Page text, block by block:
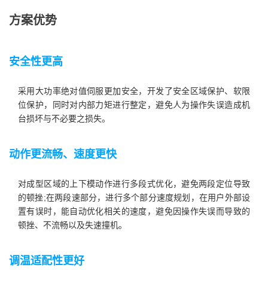
方案优势
安全性更高
采用大功率绝对值伺服更加安全，开发了安全区域保护、软限
位保护，同时对内部力矩进行整定，避免人为操作失误造成机
动作更流畅、速度更快
对成型区域的上下模动作进行多段式优化，避免两段定位导致
的顿挫;在两段速部分，进行多个部分速度规划，在用户外部设
置有误时，能自动优化相关的速度，避免因操作失误而导致的
顿挫、不流畅以及失速撞机。
调温适配性更好